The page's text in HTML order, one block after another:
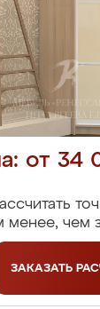
от 34
менее, чем
ЗАКАЗАТЬ